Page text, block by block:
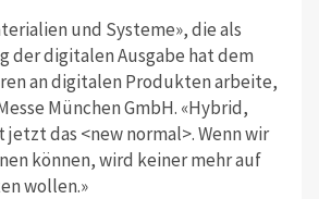
und Systeme», die als
der digitalen Ausgabe hat dem
an digitalen Produkten arbeite,
München GmbH. «Hybrid,
das <new normal>. Wenn wir
können, wird keiner mehr auf
wollen.»